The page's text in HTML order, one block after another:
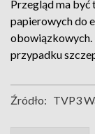
Przegląd ma być
papierowych do
obowiązkowych.
przypadku
Źródło: TVP3